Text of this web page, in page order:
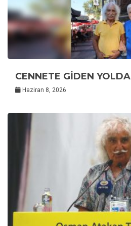
CENNETE GİDEN YOLDA
Haziran 8, 2026